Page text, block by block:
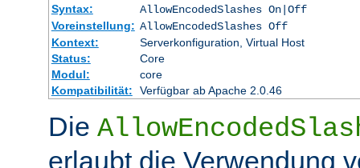
Syntax:
AllowEncodedSlashes On|Off
Voreinstellung: AllowEncodedSlashes Off
Kontext:
Serverkonfiguration, Virtual Host
Status:
Core
Modul:
core
Kompatibilität:
Verfügbar ab Apache 2.0.46
Die
erlaubt die Verwendung